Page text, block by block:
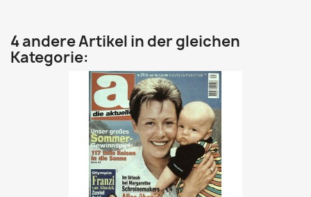
4 andere Artikel in der gleichen
Kategorie: